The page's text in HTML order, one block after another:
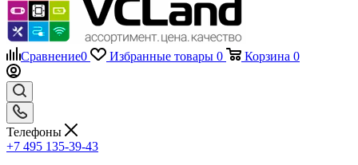
Сравнение0 Избранные товары 0 Корзина 0
Телефоны
+7 495 135-39-43